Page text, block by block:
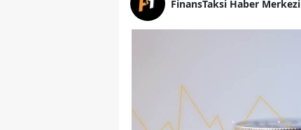
FinansTaksi Haber Merkezi